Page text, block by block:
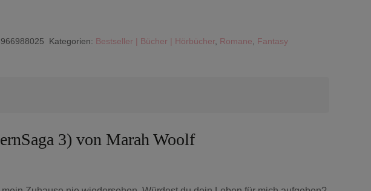
Kategorien: Bestseller | Bücher | Hörbücher Romane Fantasy
3) von Marah Woolf